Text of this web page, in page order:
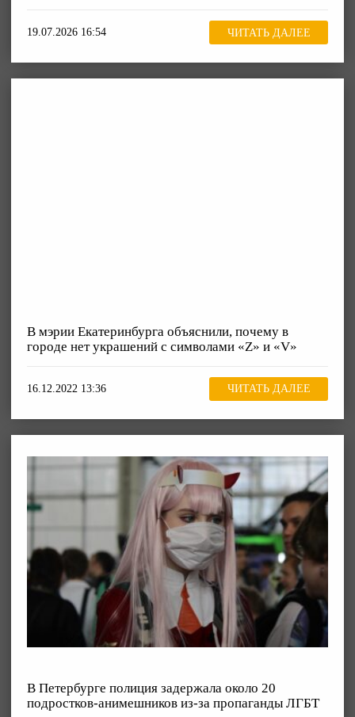
19.07.2026 16:54 ЧИТАТЬ ДАЛЕЕ
В мэрии Екатеринбурга объяснили, почему в
городе нет украшений с символами «Z» и «V»
16.12.2022 13:36 ЧИТАТЬ ДАЛЕЕ
В Петербурге полиция задержала около 20
подростков-анимешников из-за пропаганды ЛГБТ